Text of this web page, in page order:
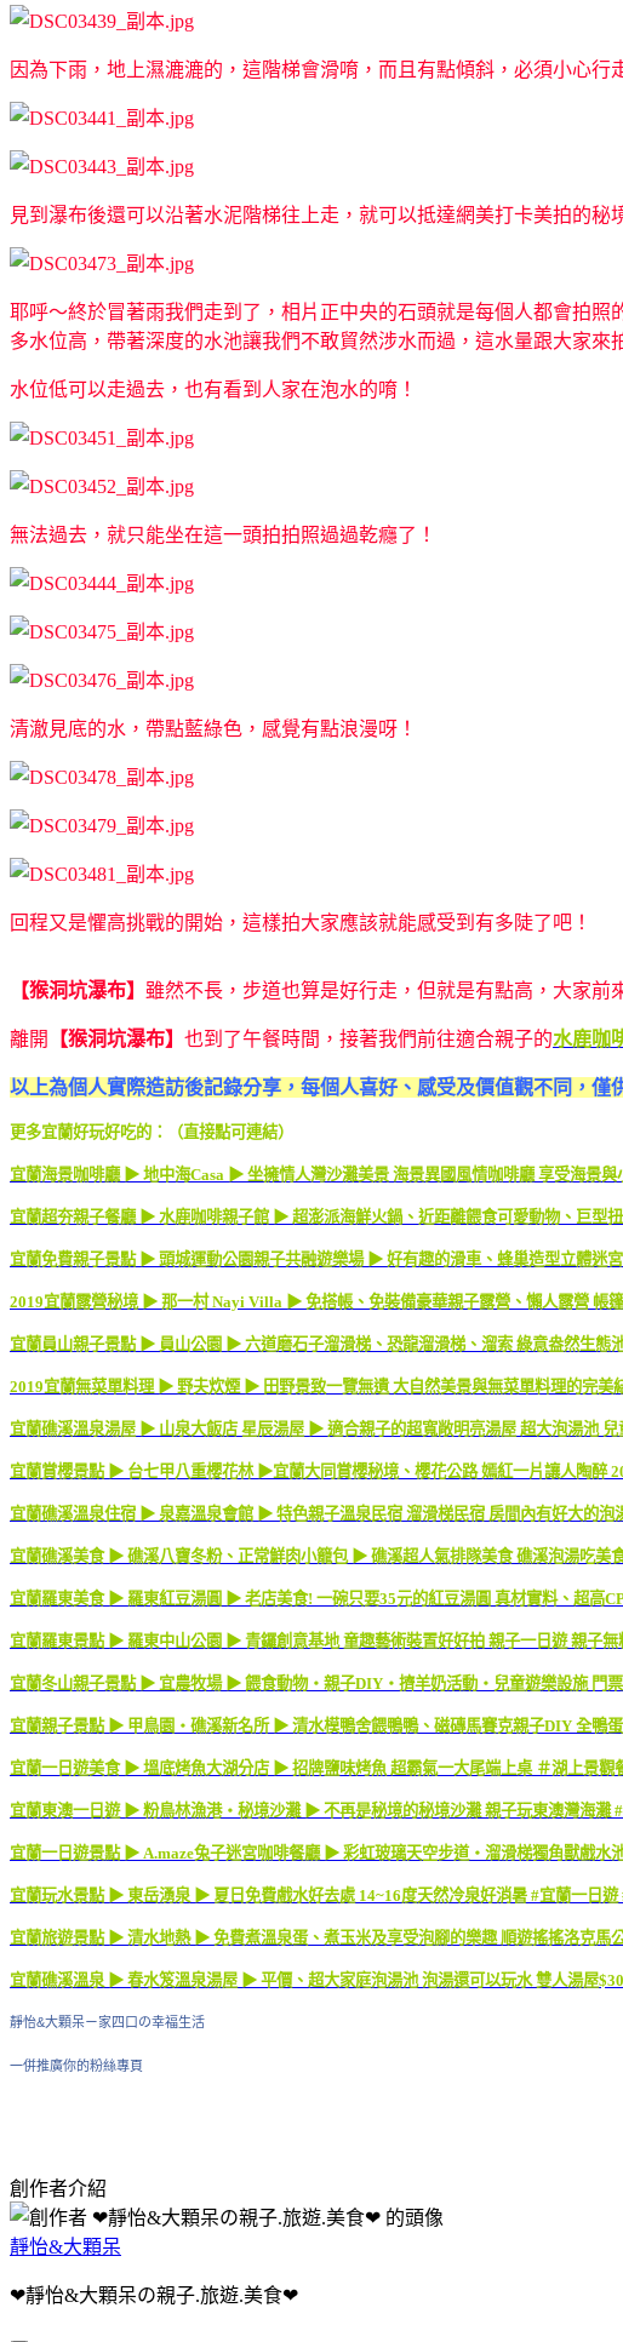
因為下雨，地上濕漉漉的，這階梯會滑唷，而且有點傾斜，必須小心
見到瀑布後還可以沿著水泥階梯往上走，就可以抵達網美打卡美拍的
耶呼～終於冒著雨我們走到了，相片正中央的石頭就是每個人都會拍
多水位高，帶著深度的水池讓我們不敢貿然涉水而過，這水量跟大家來
水位低可以走過去，也有看到人家在泡水的唷！
無法過去，就只能坐在這一頭拍拍照過過乾癮了！
清澈見底的水，帶點藍綠色，感覺有點浪漫呀！
回程又是懼高挑戰的開始，這樣拍大家應該就能感受到有多陡了吧！
【猴洞坑瀑布】 雖然不長，步道也算是好行走，但就是有點高，大家前
離開 【猴洞坑瀑布】 也到了午餐時間，接著我們前往適合親子的水鹿咖
以上為個人實際造訪後記錄分享，每個人喜好、感受及價值觀不同，僅
更多宜蘭好玩好吃的：（直接點可連結）
宜蘭海景咖啡廳 ▶ 地中海Casa ▶ 坐擁情人灣沙灘美景 海景異國風情咖啡廳 享受海景與
宜蘭超夯親子餐廳 ▶ 水鹿咖啡親子館 ▶ 超澎派海鮮火鍋、近距離餵食可愛動物、巨型
宜蘭免費親子景點 ▶ 頭城運動公園親子共融遊樂場 ▶ 好有趣的滑車、蜂巢造型立體迷
2019宜蘭露營秘境 ▶ 那一村 Nayi Villa ▶ 免搭帳、免裝備豪華親子露營、懶人露營 帳
宜蘭員山親子景點 ▶ 員山公園 ▶ 六道磨石子溜滑梯、恐龍溜滑梯、溜索 綠意盎然生態
2019宜蘭無菜單料理 ▶ 野夫炊煙 ▶ 田野景致一覽無遺 大自然美景與無菜單料理的完美
宜蘭礁溪溫泉湯屋 ▶ 山泉大飯店 星辰湯屋 ▶ 適合親子的超寬敞明亮湯屋 超大泡湯池
宜蘭賞櫻景點 ▶ 台七甲八重櫻花林 ▶宜蘭大同賞櫻秘境、櫻花公路 嫣紅一片讓人陶醉
宜蘭礁溪溫泉住宿 ▶ 泉嘉溫泉會館 ▶ 特色親子溫泉民宿 溜滑梯民宿 房間內有好大的泡
宜蘭礁溪美食 ▶ 礁溪八寶冬粉、正常鮮肉小籠包 ▶ 礁溪超人氣排隊美食 礁溪泡湯吃美
宜蘭羅東美食 ▶ 羅東紅豆湯圓 ▶ 老店美食! 一碗只要35元的紅豆湯圓 真材實料、超高
宜蘭羅東景點 ▶ 羅東中山公園 ▶ 青鑼創意基地 童趣藝術裝置好好拍 親子一日遊 親子無
宜蘭冬山親子景點 ▶ 宜農牧場 ▶ 餵食動物・親子DIY・擠羊奶活動・兒童遊樂設施 門
宜蘭親子景點 ▶ 甲鳥園・礁溪新名所 ▶ 清水模鴨舍餵鴨鴨、磁磚馬賽克親子DIY 全鴨
宜蘭一日遊美食 ▶ 塭底烤魚大湖分店 ▶ 招牌鹽味烤魚 超霸氣一大尾端上桌 ＃湖上景觀
宜蘭東澳一日遊 ▶ 粉鳥林漁港・秘境沙灘 ▶ 不再是秘境的秘境沙灘 親子玩東澳灣海灘
宜蘭一日遊景點 ▶ A.maze兔子迷宮咖啡餐廳 ▶ 彩虹玻璃天空步道・溜滑梯獨角獸戲水
宜蘭玩水景點 ▶ 東岳湧泉 ▶ 夏日免費戲水好去處 14~16度天然冷泉好消暑 #宜蘭一日遊
宜蘭旅遊景點 ▶ 清水地熱 ▶ 免費煮溫泉蛋、煮玉米及享受泡腳的樂趣 順遊搖搖洛克馬
宜蘭礁溪溫泉 ▶ 春水笈溫泉湯屋 ▶ 平價、超大家庭泡湯池 泡湯還可以玩水 雙人湯屋
靜怡&大顆呆ㄧ家四口の幸福生活
一併推廣你的粉絲專頁
創作者介紹
靜怡&大顆呆
❤靜怡&大顆呆の親子.旅遊.美食❤